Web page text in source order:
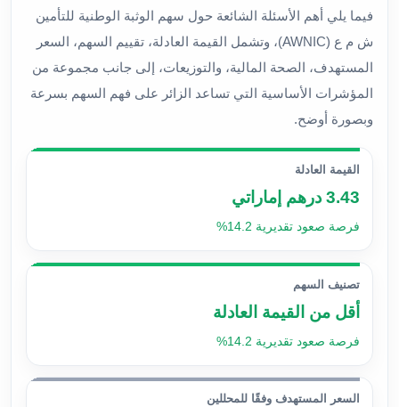
فيما يلي أهم الأسئلة الشائعة حول سهم الوثبة الوطنية للتأمين
ش م ع (AWNIC)، وتشمل القيمة العادلة، تقييم السهم، السعر
المستهدف، الصحة المالية، والتوزيعات، إلى جانب مجموعة من
المؤشرات الأساسية التي تساعد الزائر على فهم السهم بسرعة
وبصورة أوضح.
القيمة العادلة
3.43 درهم إماراتي
فرصة صعود تقديرية 14.2%
تصنيف السهم
أقل من القيمة العادلة
فرصة صعود تقديرية 14.2%
السعر المستهدف وفقًا للمحللين